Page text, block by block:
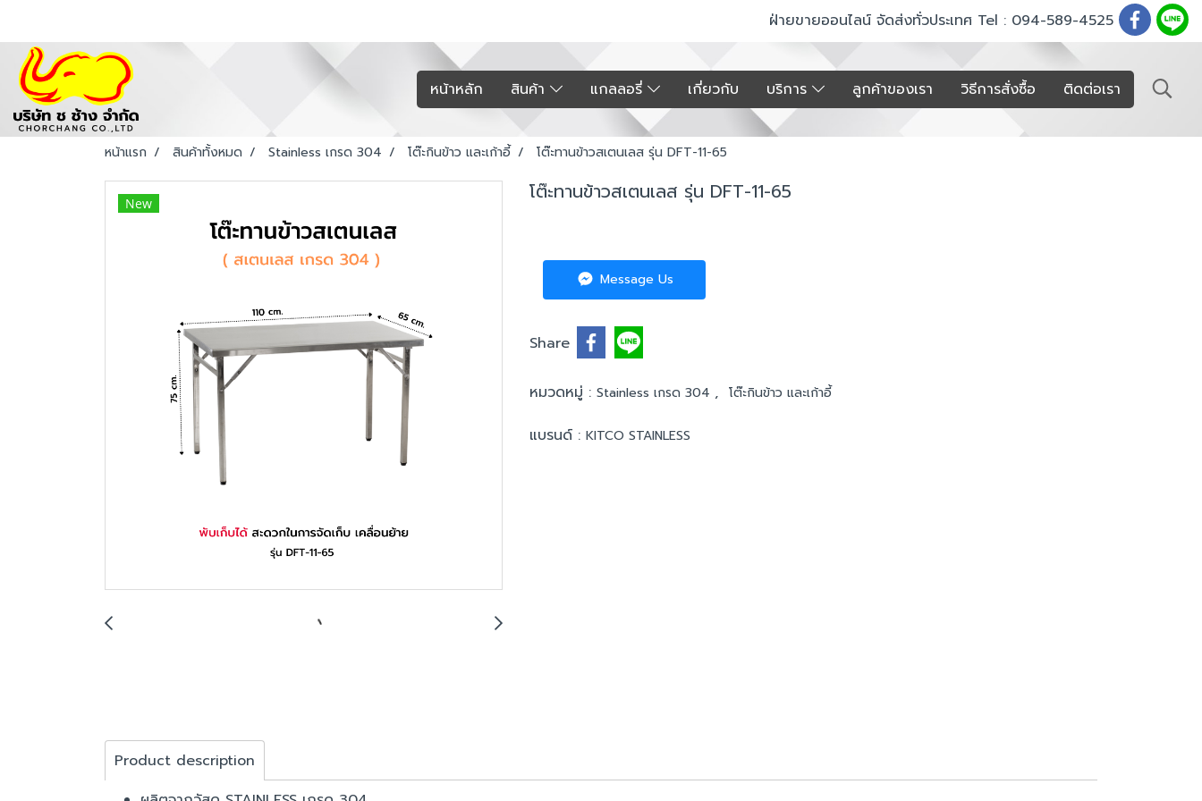
ฝ่ายขายออนไลน์ จัดส่งทั่วประเทศ Tel : 094-589-4525
หน้าหลัก สินค้า แกลลอรี่ เกี่ยวกับ บริการ ลูกค้าของเรา วิธีการสั่งซื้อ ติดต่อเรา
หน้าแรก สินค้าทั้งหมด Stainless เกรด 304 โต๊ะกินข้าว และเก้าอี้ โต๊ะทานข้าวสเตนเลส รุ่น DFT-11-65
New โต๊ะทานข้าวสเตนเลส รุ่น DFT-11-65
Message Us
Share
หมวดหมู่ : Stainless เกรด 304 , โต๊ะกินข้าว และเก้าอี้
แบรนด์ : KITCO STAINLESS
Product description